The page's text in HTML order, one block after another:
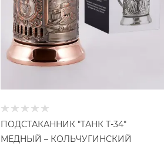
ПОДСТАКАННИК "ТАНК Т-34"
МЕДНЫЙ – КОЛЬЧУГИНСКИЙ